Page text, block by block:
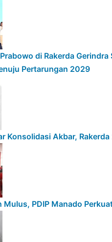
di Rakerda
Pertarungan 2029
Konsolidasi Akbar,
Mulus, PDIP Manado